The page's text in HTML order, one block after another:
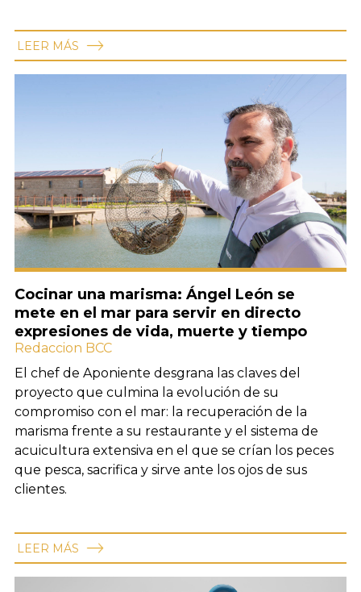
LEER MÁS
Cocinar una marisma: Ángel León se
mete en el mar para servir en directo
expresiones de vida, muerte y tiempo
Redaccion BCC
El chef de Aponiente desgrana las claves del
proyecto que culmina la evolución de su
compromiso con el mar: la recuperación de la
marisma frente a su restaurante y el sistema de
acuicultura extensiva en el que se crían los peces
que pesca, sacrifica y sirve ante los ojos de sus
clientes.
LEER MÁS